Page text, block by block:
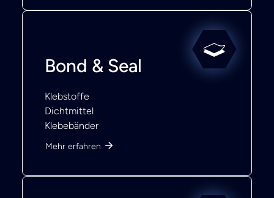
Bond & Seal
Klebstoffe
Dichtmittel
Klebebänder
Mehr erfahren